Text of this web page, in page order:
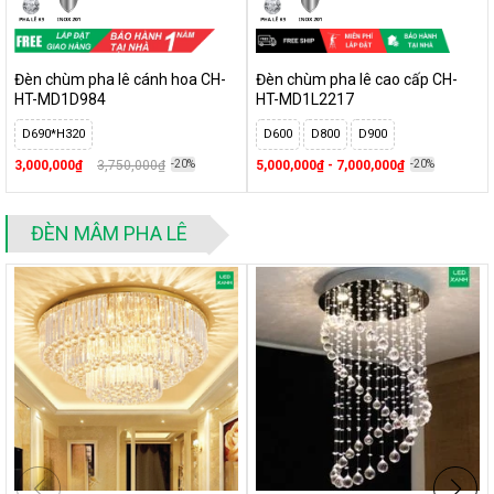
thể chọn loại 1 màu hoặc đổi màu. Đây là giải pháp chiếu sáng
hiện đại, tiết kiệm điện, ánh sáng trung thực và màu sắc đẹp,
Sử dụng led smd có hiệu suất cao, chỉ số hoàn màu tốt, tuổi
thọ bền nên bạn có thể thắp sáng một thời gian dài cũng không
ảnh hưởng gì đến chất lượng của đèn
Đèn chùm pha lê cánh hoa CH-
HT-MD1D984
D690*H320
3,000,000₫ 3,750,000₫ -20%
Đèn chùm pha lê cao cấp CH-
HT-MD1L2217
D600 D800 D900
5,000,000₫ - 7,000,000₫ -20%
ĐÈN MÂM PHA LÊ